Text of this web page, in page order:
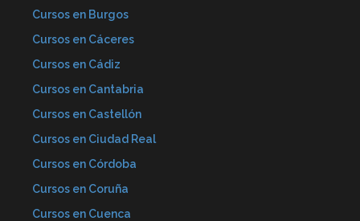
Cursos en Burgos
Cursos en Cáceres
Cursos en Cádiz
Cursos en Cantabria
Cursos en Castellón
Cursos en Ciudad Real
Cursos en Córdoba
Cursos en Coruña
Cursos en Cuenca